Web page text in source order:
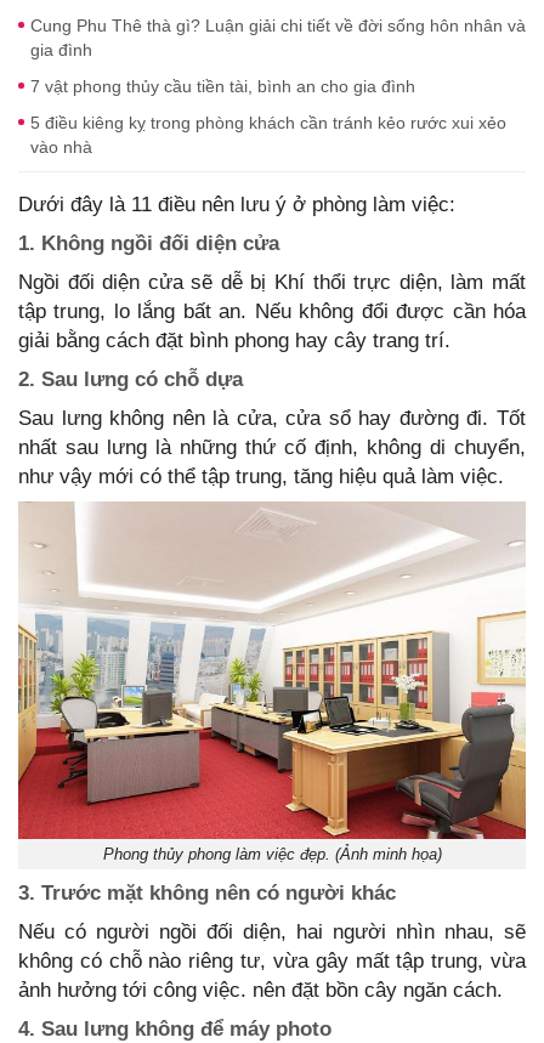
Cung Phu Thê thà gì? Luận giải chi tiết về đời sống hôn nhân và
gia đình
7 vật phong thủy cầu tiền tài, bình an cho gia đình
5 điều kiêng kỵ trong phòng khách cần tránh kẻo rước xui xẻo
vào nhà
Dưới đây là 11 điều nên lưu ý ở phòng làm việc:
1. Không ngồi đối diện cửa
Ngồi đối diện cửa sẽ dễ bị Khí thổi trực diện, làm mất
tập trung, lo lắng bất an. Nếu không đổi được cần hóa
giải bằng cách đặt bình phong hay cây trang trí.
2. Sau lưng có chỗ dựa
Sau lưng không nên là cửa, cửa sổ hay đường đi. Tốt
nhất sau lưng là những thứ cố định, không di chuyển,
như vậy mới có thể tập trung, tăng hiệu quả làm việc.
Phong thủy phong làm việc đẹp. (Ảnh minh họa)
3. Trước mặt không nên có người khác
Nếu có người ngồi đối diện, hai người nhìn nhau, sẽ
không có chỗ nào riêng tư, vừa gây mất tập trung, vừa
ảnh hưởng tới công việc. nên đặt bồn cây ngăn cách.
4. Sau lưng không để máy photo